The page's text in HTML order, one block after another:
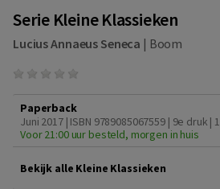
Serie Kleine Klassieken
Lucius Annaeus Seneca | Boom
Paperback
Juni 2017 | ISBN 9789085067559 | 9e druk |
Voor 21:00 uur besteld, morgen in huis
Bekijk alle Kleine Klassieken